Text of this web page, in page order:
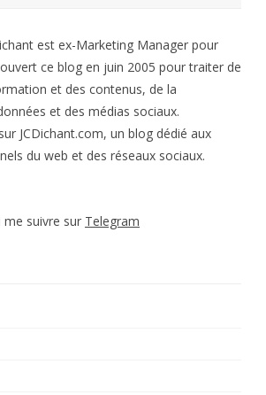
est ex-Marketing Manager pour
ce blog en juin 2005 pour traiter de
et des contenus, de la
et des médias sociaux.
JCDichant.com, un blog dédié aux
du web et des réseaux sociaux.
me suivre sur Telegram